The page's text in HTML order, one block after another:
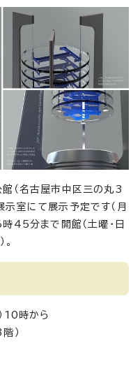
館（名古屋市中区三の丸3
室にて展示予定です（月
分まで開館（土曜・日
10時から
）